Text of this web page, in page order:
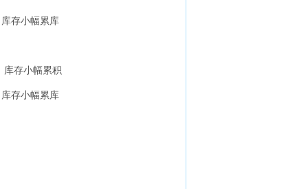
存小幅累库
存小幅累积
存小幅累库